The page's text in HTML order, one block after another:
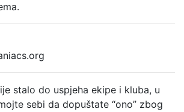
stalo do uspjeha ekipe i kluba, u
sebi da dopuštate “ono” zbog